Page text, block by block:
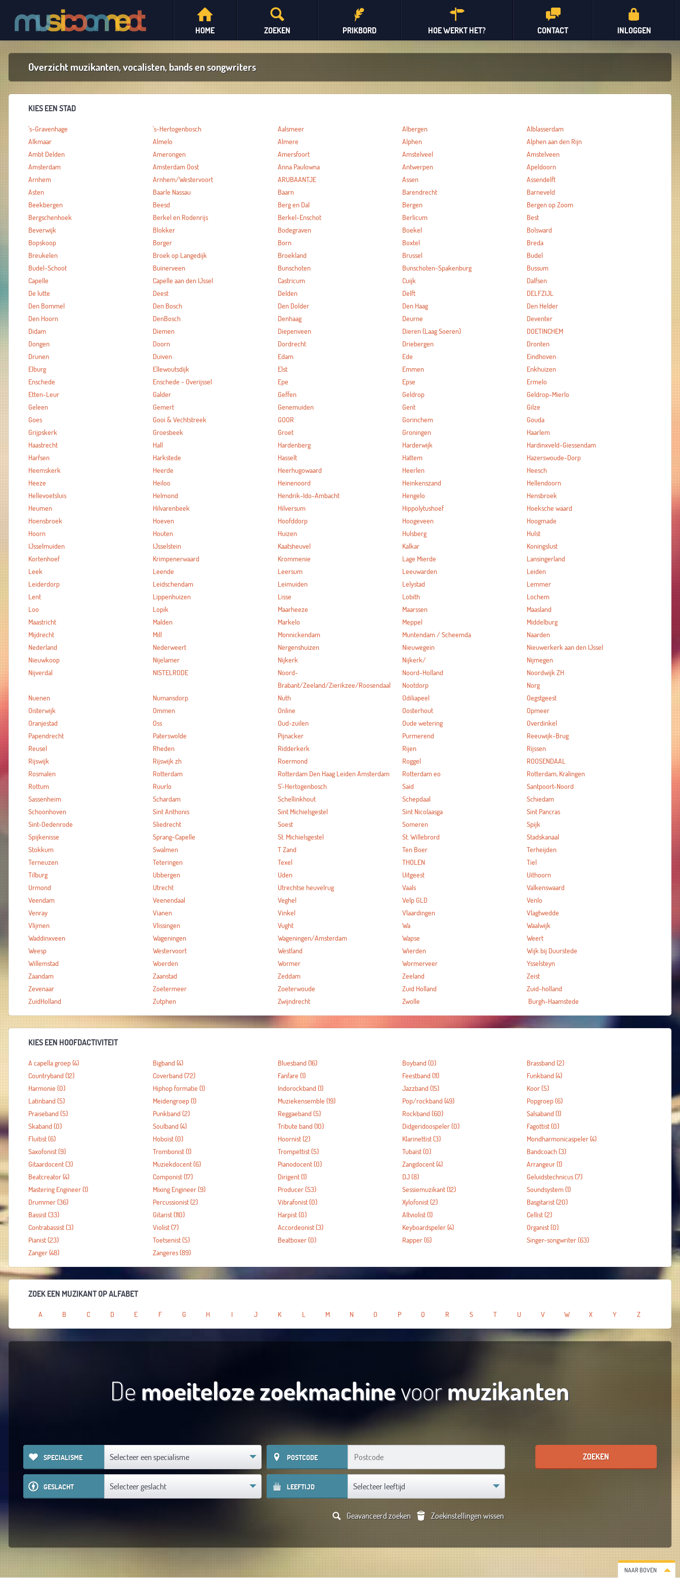
INLOGGEN
CONTACT
HOE WERKT HET?
PRIKBORD
ZOEKEN
HOME
Overzicht muzikanten, vocalisten, bands en songwriters
KIES EEN STAD
's-Gravenhage 's-Hertogenbosch Aalsmeer Albergen
Alblasserdam
Alkmaar
Almelo Almere Alphen
Alphen aan den Rijn
Ambt Delden
Amerongen Amersfoort Amstelveel
Amstelveen
Amsterdam
Amsterdam Oost Anna Paulowna Antwerpen
Apeldoorn
Arnhem
Arnhem/Westervoort ARUBAANTJE Assen
Assendelft
Asten
Baarle Nassau Baarn Barendrecht
Barneveld
Beekbergen
Beesd Berg en Dal Bergen
Bergen op Zoom
Bergschenhoek
Berkel en Rodenrijs Berkel-Enschot Berlicum
Best
Beverwijk
Blokker Bodegraven Boekel
Bolsward
Bopskoop
Borger Born Boxtel
Breda
Breukelen
Broek op Langedijk Broekland Brussel
Budel
Budel-Schoot
Buinerveen Bunschoten Bunschoten-Spakenburg
Bussum
Capelle
Capelle aan den IJssel Castricum Cuijk
Dalfsen
De lutte
Deest Delden Delft
DELFZIJL
Den Bommel
Den Bosch Den Dolder Den Haag
Den Helder
Den Hoorn
DenBosch Denhaag Deurne
Deventer
Didam
Diemen Diepenveen Dieren (Laag Soeren)
DOETINCHEM
Dongen
Doorn Dordrecht Driebergen
Dronten
Drunen
Duiven Edam Ede
Eindhoven
Elburg
Ellewoutsdijk Elst Emmen
Enkhuizen
Enschede
Enschede - Overijssel Epe Epse
Ermelo
Etten-Leur
Galder Geffen Geldrop
Geldrop-Mierlo
Geleen
Gemert Genemuiden Gent
Gilze
Goes
Gooi & Vechtstreek GOOR Gorinchem
Gouda
Grijpskerk
Groesbeek Groet Groningen
Haarlem
Haastrecht
Hall Hardenberg Harderwijk
Hardinxveld-Giessendam
Harfsen
Harkstede Hasselt Hattem
Hazerswoude-Dorp
Heemskerk
Heerde Heerhugowaard Heerlen
Heesch
Heeze
Heiloo Heinenoord Heinkenszand
Hellendoorn
Hellevoetsluis
Helmond Hendrik-Ido-Ambacht Hengelo
Hensbroek
Heumen
Hilvarenbeek Hilversum Hippolytushoef
Hoeksche waard
Hoensbroek
Hoeven Hoofddorp Hoogeveen
Hoogmade
Hoorn
Houten Huizen Hulsberg
Hulst
IJsselmuiden
IJsselstein Kaatsheuvel Kalkar
Koningslust
Kortenhoef
Krimpenerwaard Krommenie Lage Mierde
Lansingerland
Leek
Leende Leersum Leeuwarden
Leiden
Leiderdorp
Leidschendam Leimuiden Lelystad
Lemmer
Lent
Lippenhuizen Lisse Lobith
Lochem
Loo
Lopik Maarheeze Maarssen
Maasland
Maastricht
Malden Markelo Meppel
Middelburg
Mijdrecht
Mill Monnickendam Muntendam / Scheemda
Naarden
Nederland
Nederweert Nergenshuizen Nieuwegein
Nieuwerkerk aan den IJssel
Nieuwkoop
Nijelamer Nijkerk Nijkerk/
Nijmegen
Nijverdal
NISTELRODE
Noord-
Brabant/Zeeland/Zierikzee/Roosendaal
Noord-Holland
Noordwijk ZH
Nootdorp
Norg
Nuenen
Numansdorp Nuth Odiliapeel
Oegstgeest
Oisterwijk
Ommen Online Oosterhout
Opmeer
Oranjestad
Oss Oud-zuilen Oude wetering
Overdinkel
Papendrecht
Paterswolde Pijnacker Purmerend
Reeuwijk-Brug
Reusel
Rheden Ridderkerk Rijen
Rijssen
Rijswijk
Rijswijk zh Roermond Roggel
ROOSENDAAL
Rosmalen
Rotterdam Rotterdam Den Haag Leiden Amsterdam Rotterdam eo
Rotterdam, Kralingen
Rottum
Ruurlo S'-Hertogenbosch Said
Santpoort-Noord
Sassenheim
Schardam Schellinkhout Schepdaal
Schiedam
Schoonhoven
Sint Anthonis Sint Michielsgestel Sint Nicolaasga
Sint Pancras
Sint-Oedenrode
Sliedrecht Soest Someren
Spijk
Spijkenisse
Sprang-Capelle St. Michielsgestel St. Willebrord
Stadskanaal
Stokkum
Swalmen T Zand Ten Boer
Terheijden
Terneuzen
Teteringen Texel THOLEN
Tiel
Tilburg
Ubbergen Uden Uitgeest
Uithoorn
Urmond
Utrecht Utrechtse heuvelrug Vaals
Valkenswaard
Veendam
Veenendaal Veghel Velp GLD
Venlo
Venray
Vianen Vinkel Vlaardingen
Vlagtwedde
Vlijmen
Vlissingen Vught Wa
Waalwijk
Waddinxveen
Wageningen Wageningen/Amsterdam Wapse
Weert
Weesp
Westervoort Westland Wierden
Wijk bij Duurstede
Willemstad
Woerden Wormer Wormerveer
Ysselsteyn
Zaandam
Zaanstad Zeddam Zeeland
Zeist
Zevenaar
Zoetermeer Zoeterwoude Zuid Holland
Zuid-holland
ZuidHolland
Zutphen Zwijndrecht Zwolle Burgh-Haamstede
KIES EEN HOOFDACTIVITEIT
A capella groep(4) Bigband (4) Bluesband (16) Boyband (0) Brassband (2)
Countryband (12) Coverband (72) Fanfare (1) Feestband (11) Funkband (4)
Harmonie (0) Hiphop formatie (1) Indorockband (1) Jazzband (15) Koor(5)
Latinband (5) Meidengroep(1) Muziekensemble (19) Pop/rockband (49) Popgroep(6)
Praiseband (5) Punkband (2) Reggaeband (5) Rockband (60) Salsaband (1)
Skaband (0) Soulband (4) Tribute band (10) Didgeridoospeler(0) Fagottist(0)
Fluitist(6) Hoboïst(0) Hoornist(2) Klarinettist(3) Mondharmonicaspeler(4)
Saxofonist(9) Trombonist(1) Trompettist(5) Tubaïst(0) Bandcoach(3)
Gitaardocent(3) Muziekdocent(6) Pianodocent(0) Zangdocent(4) Arrangeur(1)
Beatcreator(4) Componist(17) Dirigent(1) DJ(8) Geluidstechnicus(7)
Mastering Engineer(1) Mixing Engineer(9) Producer(53) Sessiemuzikant(12) Soundsystem(1)
Drummer(36) Percussionist(2) Vibrafonist(0) Xylofonist(2) Basgitarist(20)
Bassist(33) Gitarist(110) Harpist(0) Altviolist(1) Cellist(2)
Contrabassist(3) Violist(7) Accordeonist(3) Keyboardspeler(4) Organist(0)
Pianist(23) Toetsenist(5) Beatboxer(0) Rapper(6) Singer-songwriter(63)
Zanger(48) Zangeres(89)
ZOEK EEN MUZIKANT OP ALFABET
A B C D E F G H I J K L M N O P Q R S T U V W X Y Z
Demoeiteloze zoekmachinevoormuzikanten
SPECIALISME Selecteer een specialisme POSTCODE
GESLACHT Selecteer geslacht LEEFTIJD Selecteer leeftijd
Zoekinstellingen wissen
Geavanceerd zoeken
NAAR BOVEN